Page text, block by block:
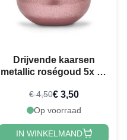
Drijvende kaarsen
metallic roségoud 5x - 4
€ 4,50€ 3,50
Op voorraad
IN WINKELMAND